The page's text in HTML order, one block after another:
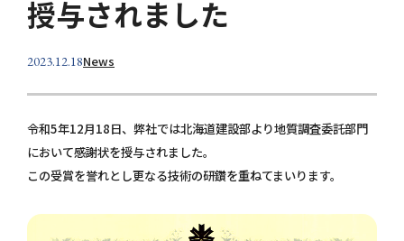
授与されました
2023.12.18News
令和5年12月18日、弊社では北海道建設部より地質調査委託部門
において感謝状を授与されました。
この受賞を誉れとし更なる技術の研鑽を重ねてまいります。